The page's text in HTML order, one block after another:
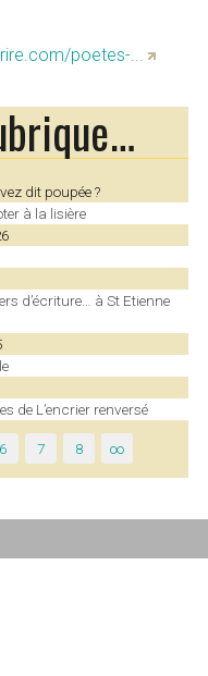
poetes-...
dit poupée ?
à la lisière
d’écriture… à St Etienne
de L’encrier renversé
6 7 8 ∞